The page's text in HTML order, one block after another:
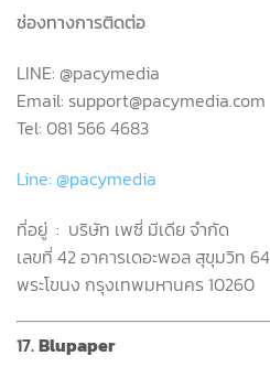
ช่องทางการติดต่อ
LINE: @pacymedia
Email: support@pacymedia.com
Tel: 081 566 4683
Line: @pacymedia
ที่อยู่ : บริษัท เพซี่ มีเดีย จำกัด
เลขที่ 42อาคารเดอะพอล สุขุมวิท 64
พระโขนง กรุงเทพมหานคร 10260
17.Blupaper